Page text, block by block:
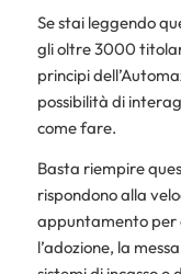
Se stai leggendo
gli oltre 3000
principi
possibilità di
come fare.
Basta riempire
rispondono alla
appuntamento per
l’adozione, la